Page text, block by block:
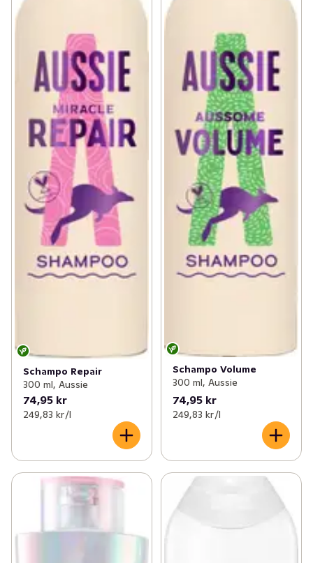
Schampo Repair
300 ml, Aussie
74,95 kr
249,83 kr /l
Schampo Volume
300 ml, Aussie
74,95 kr
249,83 kr /l